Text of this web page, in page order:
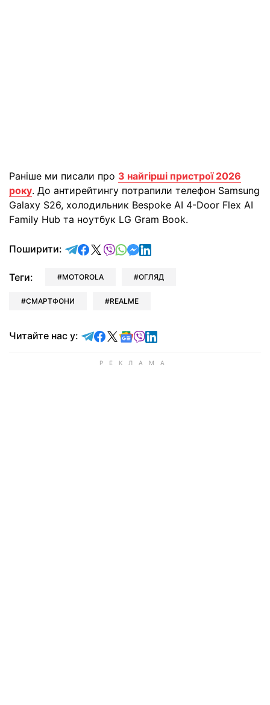
Раніше ми писали про 3 найгірші пристрої 2026
року. До антирейтингу потрапили телефон Samsung
Galaxy S26, холодильник Bespoke AI 4-Door Flex AI
Family Hub та ноутбук LG Gram Book.
Поширити: відправити у Telegram
поділитись у Facebook
поділитись у X
відправити у Viber
відправити у Whatsapp
відправити у Messenger
відправити у LinkedIn
Теги: MOTOROLA ОГЛЯД
СМАРТФОНИ REALME
Читайте нас у: Читайте у Telegram
Читайте у Facebook
Читайте у X
Читайте у Google news
Читайте у Viber
Читайте у LinkedIn